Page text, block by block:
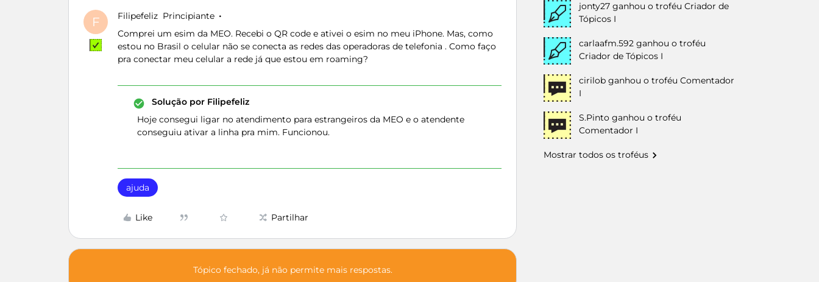
F Filipefeliz Principiante
Comprei um esim da MEO. Recebi o QR code e ativei o esim no meu iPhone. Mas, como
estou no Brasil o celular não se conecta as redes das operadoras de telefonia . Como faço
pra conectar meu celular a rede já que estou em roaming?
Solução por Filipefeliz
Hoje consegui ligar no atendimento para estrangeiros da MEO e o atendente
conseguiu ativar a linha pra mim. Funcionou.
ajuda
Like Partilhar
Tópico fechado, já não permite mais respostas.
jonty27 ganhou o troféu Criador de
Tópicos I
carlaafm.592 ganhou o troféu
Criador de Tópicos I
cirilob ganhou o troféu Comentador
I
S.Pinto ganhou o troféu
Comentador I
Mostrar todos os troféus